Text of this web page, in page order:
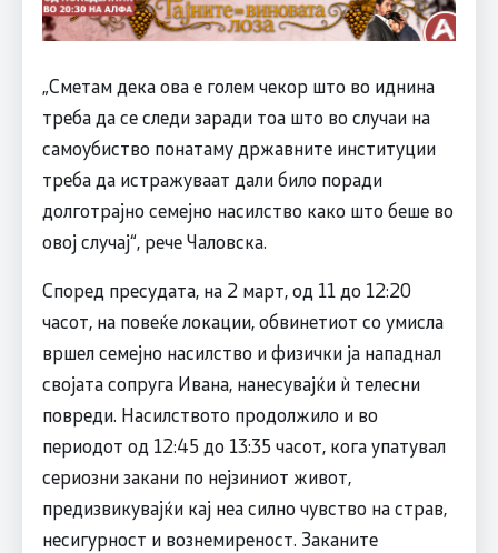
„Сметам дека ова е голем чекор што во иднина
треба да се следи заради тоа што во случаи на
самоубиство понатаму државните институции
треба да истражуваат дали било поради
долготрајно семејно насилство како што беше во
овој случај“, рече Чаловска.
Според пресудата, на 2 март, од 11 до 12:20
часот, на повеќе локации, обвинетиот со умисла
вршел семејно насилство и физички ја нападнал
својата сопруга Ивана, нанесувајќи ѝ телесни
повреди. Насилството продолжило и во
периодот од 12:45 до 13:35 часот, кога упатувал
сериозни закани по нејзиниот живот,
предизвикувајќи кај неа силно чувство на страв,
несигурност и вознемиреност. Заканите